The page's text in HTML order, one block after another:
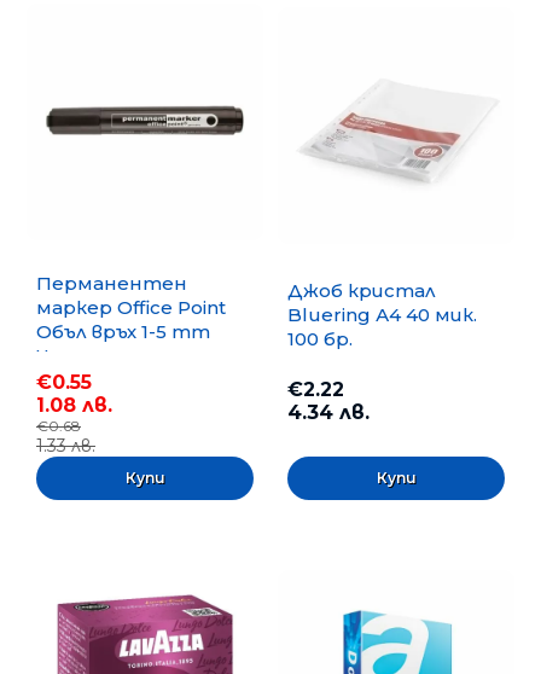
Перманентен
маркер Office Point
Объл връх 1-5 mm
Черен
€0.55
1.08 лв.
€0.68
1.33 лв.
Джоб кристал
Bluering А4 40 мик.
100 бр.
€2.22
4.34 лв.